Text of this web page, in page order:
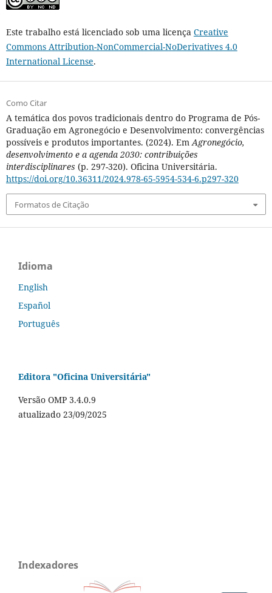
Este trabalho está licenciado sob uma licença Creative
Commons Attribution-NonCommercial-NoDerivatives 4.0
International License.
Como Citar
A temática dos povos tradicionais dentro do Programa de Pós-
Graduação em Agronegócio e Desenvolvimento: convergências
possíveis e produtos importantes. (2024). EmAgronegócio,
desenvolvimento e a agenda 2030: contribuições
interdisciplinares (p. 297-320). Oficina Universitária.
https://doi.org/10.36311/2024.978-65-5954-534-6.p297-320
Formatos de Citação
Idioma
English
Español
Português
Editora "Oficina Universitária"
Versão OMP 3.4.0.9
atualizado 23/09/2025
Indexadores